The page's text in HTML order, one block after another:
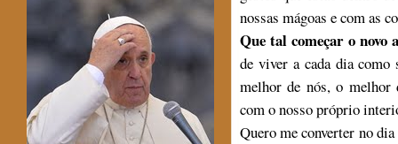
nossas mágoas e com as
Que tal começar o novo
de viver a cada dia
melhor de nós, o melhor
com o nosso próprio
Quero me converter no